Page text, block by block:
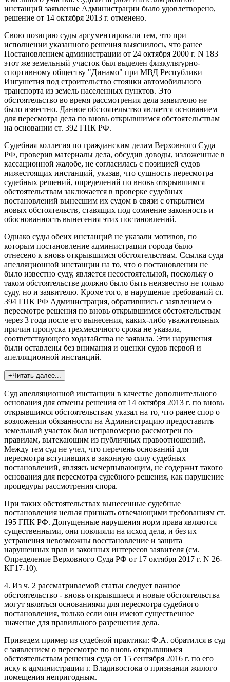
инстанций заявление Администрации было удовлетворено,
решение от 14 октября 2013 г. отменено.
Свою позицию суды аргументировали тем, что при
исполнении указанного решения выяснилось, что ранее
Постановлением администрации от 24 октября 2000 г. N 183
этот же земельный участок был выделен физкультурно-
спортивному обществу "Динамо" при МВД Республики
Ингушетия под строительство стоянки автомобильного
транспорта из земель населенных пунктов. Это
обстоятельство во время рассмотрения дела заявителю не
было известно. Данное обстоятельство является основанием
для пересмотра дела по вновь открывшимся обстоятельствам
на основании ст. 392 ГПК РФ.
Судебная коллегия по гражданским делам Верховного Суда
РФ, проверив материалы дела, обсудив доводы, изложенные в
кассационной жалобе, не согласилась с позицией судов
нижестоящих инстанций, указав, что сущность пересмотра
судебных решений, определений по вновь открывшимся
обстоятельствам заключается в проверке судебных
постановлений вынесшим их судом в связи с открытием
новых обстоятельств, ставящих под сомнение законность и
обоснованность вынесения этих постановлений.
Однако суды обеих инстанций не указали мотивов, по
которым постановление администрации города было
отнесено к вновь открывшимся обстоятельствам. Ссылка суда
апелляционной инстанции на то, что о постановлении не
было известно суду, является несостоятельной, поскольку о
таком обстоятельстве должно было быть неизвестно не только
суду, но и заявителю. Кроме того, в нарушение требований ст.
394 ГПК РФ Администрация, обратившись с заявлением о
пересмотре решения по вновь открывшимся обстоятельствам
через 3 года после его вынесения, каких-либо уважительных
причин пропуска трехмесячного срока не указала,
соответствующего ходатайства не заявила. Эти нарушения
были оставлены без внимания и оценки судов первой и
апелляционной инстанций.
+Читать далее...
Суд апелляционной инстанции в качестве дополнительного
основания для отмены решения от 14 октября 2013 г. по вновь
открывшимся обстоятельствам указал на то, что ранее спор о
возложении обязанности на Администрацию предоставить
земельный участок был неправомерно рассмотрен по
правилам, вытекающим из публичных правоотношений.
Между тем суд не учел, что перечень оснований для
пересмотра вступивших в законную силу судебных
постановлений, являясь исчерпывающим, не содержит такого
основания для пересмотра судебного решения, как нарушение
процедуры рассмотрения спора.
При таких обстоятельствах вынесенные судебные
постановления нельзя признать отвечающими требованиям ст.
195 ГПК РФ. Допущенные нарушения норм права являются
существенными, они повлияли на исход дела, и без их
устранения невозможны восстановление и защита
нарушенных прав и законных интересов заявителя (см.
Определение Верховного Суда РФ от 17 октября 2017 г. N 26-
КГ17-10).
4. Из ч. 2 рассматриваемой статьи следует важное
обстоятельство - вновь открывшиеся и новые обстоятельства
могут являться основаниями для пересмотра судебного
постановления, только если они имеют существенное
значение для правильного разрешения дела.
Приведем пример из судебной практики: Ф.А. обратился в суд
с заявлением о пересмотре по вновь открывшимся
обстоятельствам решения суда от 15 сентября 2016 г. по его
иску к администрации г. Владивостока о признании жилого
помещения непригодным.